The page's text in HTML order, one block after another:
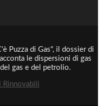
Puzza di Gas", il dossier di
le dispersioni di gas
gas e del petrolio.
Rinnovabili